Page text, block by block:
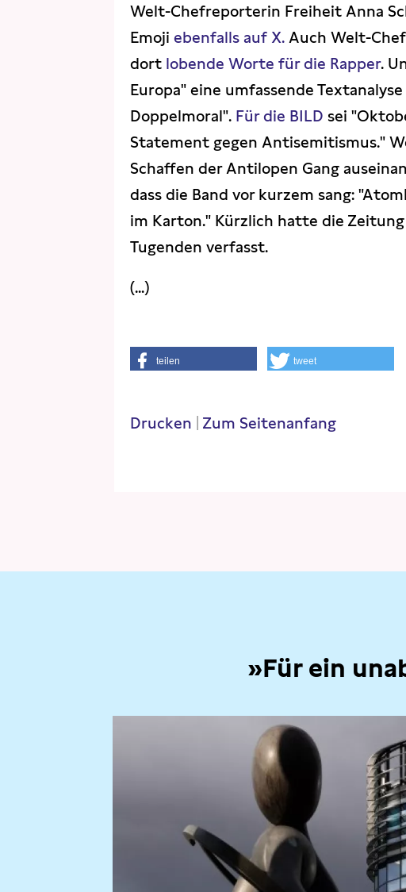
Welt-Chefreporterin Freiheit Anna
Emojiebenfalls auf X. Auch Welt-
dort lobende Worte für die Rapper.
Europa" eine umfassende
Doppelmoral". Für die BILD sei
Statement gegen Antisemitismus."
Schaffen der Antilopen Gang
dass die Band vor kurzem sang:
im Karton." Kürzlich hatte die
Tugenden verfasst.
(...)
teilen tweet
Drucken Zum Seitenanfang
»Für ein